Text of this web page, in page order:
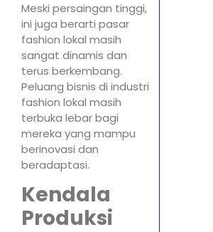
Meski persaingan tinggi,
ini juga berarti pasar
fashion lokal masih
sangat dinamis dan
terus berkembang.
Peluang bisnis di industri
fashion lokal masih
terbuka lebar bagi
mereka yang mampu
berinovasi dan
beradaptasi.
Kendala
Produksi